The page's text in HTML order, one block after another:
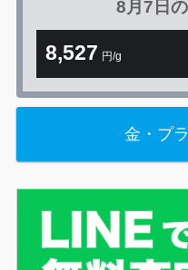
8月7日の
8,527 円/g
金・プ